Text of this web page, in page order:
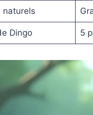
naturels
Dingo 5